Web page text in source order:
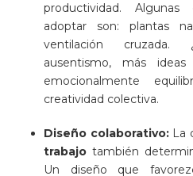
productividad.
adoptar son: plantas
ventilación cruzada.
ausentismo, más
emocionalmente
creatividad colectiva.
Diseño colaborativo: La
trabajo también
Un diseño que